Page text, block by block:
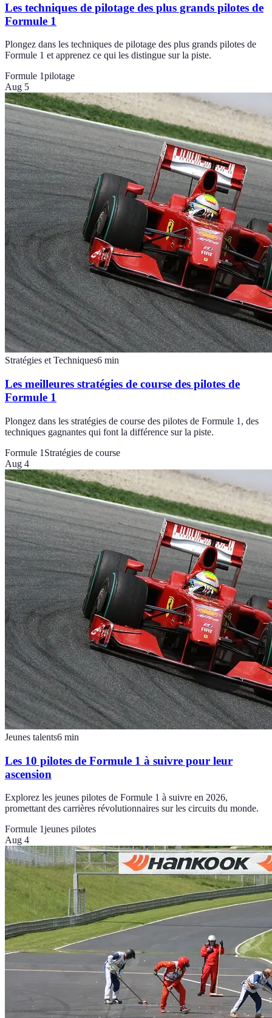
Les techniques de pilotage des plus grands pilotes de
Formule 1
Plongez dans les techniques de pilotage des plus grands pilotes de
Formule 1 et apprenez ce qui les distingue sur la piste.
Formule 1pilotage
Aug 5
Stratégies et Techniques6 min
Les meilleures stratégies de course des pilotes de
Formule 1
Plongez dans les stratégies de course des pilotes de Formule 1, des
techniques gagnantes qui font la différence sur la piste.
Formule 1 Stratégies de course
Aug 4
Jeunes talents6 min
Les 10 pilotes de Formule 1 à suivre pour leur
ascension
Explorez les jeunes pilotes de Formule 1 à suivre en 2026,
promettant des carrières révolutionnaires sur les circuits du monde.
Formule 1jeunes pilotes
Aug 4